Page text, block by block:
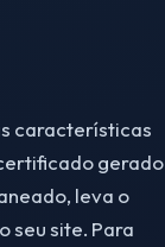
características
gerado
leva o
seu site. Para